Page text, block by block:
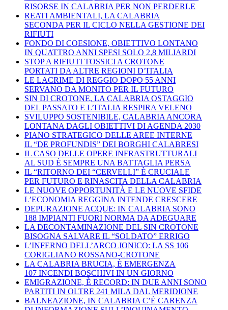
RISORSE IN CALABRIA PER NON PERDERLE
REATI AMBIENTALI, LA CALABRIA
SECONDA PER IL CICLO NELLA GESTIONE DEI
RIFIUTI
FONDO DI COESIONE, OBIETTIVO LONTANO
IN QUATTRO ANNI SPESI SOLO 2,8 MILIARDI
STOP A RIFIUTI TOSSICI A CROTONE
PORTATI DA ALTRE REGIONI D’ITALIA
LE LACRIME DI REGGIO DOPO 55 ANNI
SERVANO DA MONITO PER IL FUTURO
SIN DI CROTONE, LA CALABRIA OSTAGGIO
DEL PASSATO E L’ITALIA RESPIRA VELENO
SVILUPPO SOSTENIBILE, CALABRIA ANCORA
LONTANA DAGLI OBIETTIVI DI AGENDA 2030
PIANO STRATEGICO DELLE AREE INTERNE
IL “DE PROFUNDIS” DEI BORGHI CALABRESI
IL CASO DELLE OPERE INFRASTRUTTURALI
AL SUD È SEMPRE UNA BATTAGLIA PERSA
IL “RITORNO DEI “CERVELLI” È CRUCIALE
PER FUTURO E RINASCITA DELLA CALABRIA
LE NUOVE OPPORTUNITÀ E LE NUOVE SFIDE
L’ECONOMIA REGGINA INTENDE CRESCERE
DEPURAZIONE ACQUE: IN CALABRIA SONO
188 IMPIANTI FUORI NORMA DA ADEGUARE
LA DECONTAMINAZIONE DEL SIN CROTONE
BISOGNA SALVARE IL “SOLDATO” ERRIGO
L’INFERNO DELL’ARCO JONICO: LA SS 106
CORIGLIANO ROSSANO-CROTONE
LA CALABRIA BRUCIA, È EMERGENZA
107 INCENDI BOSCHIVI IN UN GIORNO
EMIGRAZIONE, È RECORD: IN DUE ANNI SONO
PARTITI IN OLTRE 241 MILA DAL MERIDIONE
BALNEAZIONE, IN CALABRIA C’È CARENZA